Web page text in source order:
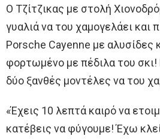
Ο Τζίτζικας με στολή
γυαλιά να του χαμογελάει
Porsche Cayenne με αλυσίδες
φορτωμένο με πέδιλα του
δύο ξανθές μοντέλες να του
«Έχεις 10 λεπτά καιρό να
κατέβεις να φύγουμε! Έχω